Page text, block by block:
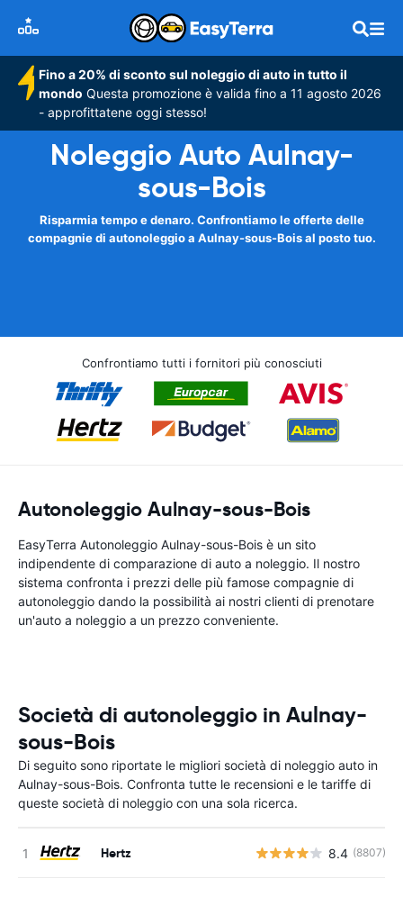
Fino a 20% di sconto sul noleggio di auto in tutto il
mondo Questa promozione è valida fino a 11 agosto 2026
- approfittatene oggi stesso!
Noleggio Auto Aulnay-
sous-Bois
Risparmia tempo e denaro. Confrontiamo le offerte delle
compagnie di autonoleggio a Aulnay-sous-Bois al posto tuo.
Confrontiamo tutti i fornitori più conosciuti
Autonoleggio Aulnay-sous-Bois
EasyTerra Autonoleggio Aulnay-sous-Bois è un sito
indipendente di comparazione di auto a noleggio. Il nostro
sistema confronta i prezzi delle più famose compagnie di
autonoleggio dando la possibilità ai nostri clienti di prenotare
un'auto a noleggio a un prezzo conveniente.
Società di autonoleggio in Aulnay-
sous-Bois
Di seguito sono riportate le migliori società di noleggio auto in
Aulnay-sous-Bois. Confronta tutte le recensioni e le tariffe di
queste società di noleggio con una sola ricerca.
Hertz 8.4 (8807)